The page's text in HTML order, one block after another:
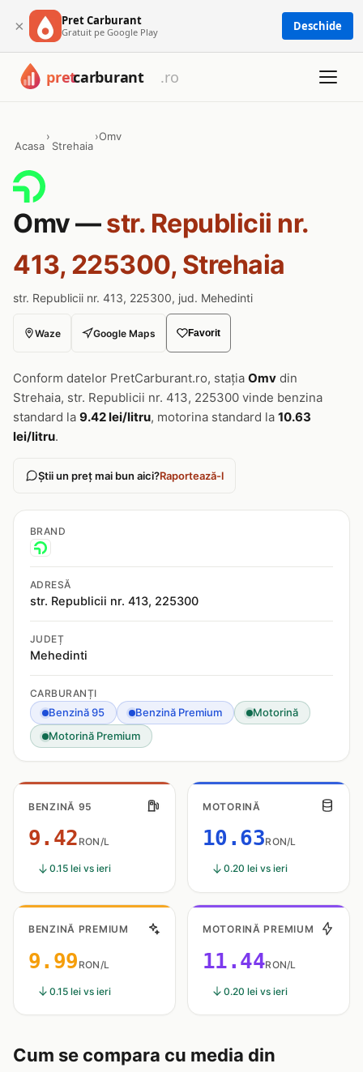
× Pret Carburant
Gratuit pe Google Play Deschide
Acasa
›
Strehaia
›Omv
Omv —str. Republicii nr.
413, 225300, Strehaia
str. Republicii nr. 413, 225300, jud. Mehedinti
Waze Google Maps Favorit
Conform datelor PretCarburant.ro, stația Omv din
Strehaia, str. Republicii nr. 413, 225300 vinde benzina
standard la 9.42 lei/litru, motorina standard la 10.63
lei/litru.
Știi un preț mai bun aici?Raportează-l
BRAND
ADRESĂ
str. Republicii nr. 413, 225300
JUDEȚ
Mehedinti
CARBURANȚI
Benzină 95 Benzină Premium
Motorină
Motorină Premium
BENZINĂ 95
9.42 RON/L
0.15 lei vs ieri
MOTORINĂ
10.63RON/L
0.20 lei vs ieri
BENZINĂ PREMIUM
9.99 RON/L
0.15 lei vs ieri
MOTORINĂ PREMIUM
11.44RON/L
0.20 lei vs ieri
Cum se compara cu media din